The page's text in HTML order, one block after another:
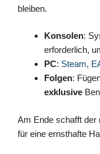
bleiben.
Konsolen:
erforderlich,
PC: Steam,
Folgen:
exklusive
Am Ende schafft der
für eine ernsthafte